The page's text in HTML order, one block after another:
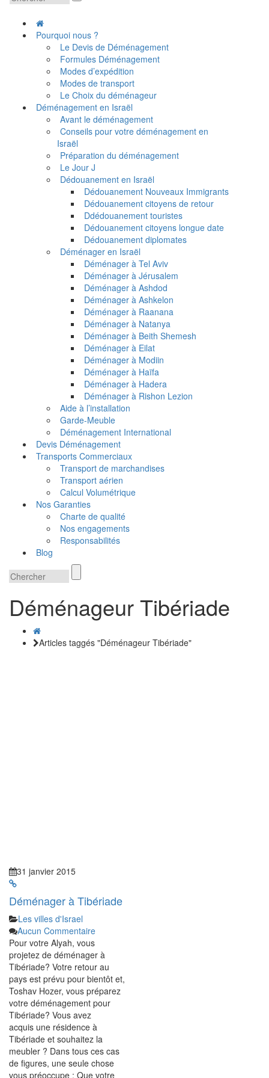
Pourquoi nous ?
Le Devis de Déménagement
Formules Déménagement
Modes d’expédition
Modes de transport
Le Choix du déménageur
Déménagement en Israël
Avant le déménagement
Conseils pour votre déménagement en
Israël
Préparation du déménagement
Le Jour J
Dédouanement en Israël
Dédouanement Nouveaux Immigrants
Dédouanement citoyens de retour
Ddédouanement touristes
Dédouanement citoyens longue date
Dédouanement diplomates
Déménager en Israël
Déménager à Tel Aviv
Déménager à Jérusalem
Déménager à Ashdod
Déménager à Ashkelon
Déménager à Raanana
Déménager à Natanya
Déménager à Beith Shemesh
Déménager à Eilat
Déménager à Modiin
Déménager à Haïfa
Déménager à Hadera
Déménager à Rishon Lezion
Aide à l’installation
Garde-Meuble
Déménagement International
Devis Déménagement
Transports Commerciaux
Transport de marchandises
Transport aérien
Calcul Volumétrique
Nos Garanties
Charte de qualité
Nos engagements
Responsabilités
Blog
Déménageur Tibériade
Articles taggés "Déménageur Tibériade"
31 janvier 2015
Déménager à Tibériade
Les villes d'Israel
Aucun Commentaire
Pour votre Alyah, vous
projetez de déménager à
Tibériade? Votre retour au
pays est prévu pour bientôt et,
Toshav Hozer, vous préparez
votre déménagement pour
Tibériade? Vous avez
acquis une résidence à
Tibériade et souhaitez la
meubler ? Dans tous ces cas
de figures, une seule chose
vous préoccupe : Que votre